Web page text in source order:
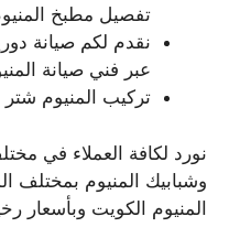
تفصيل مطبخ
نقدم لكم صيانة
عبر فني صيانة
تركيب المنيوم
نورد لكافة العملاء في
وشبابيك المنيوم بمختلف
المنيوم الكويت وبأسعار